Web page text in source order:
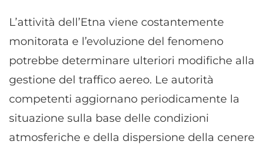
L’attività dell’Etna viene costantemente
monitorata e l’evoluzione del fenomeno
potrebbe determinare ulteriori modifiche alla
gestione del traffico aereo. Le autorità
competenti aggiornano periodicamente la
situazione sulla base delle condizioni
atmosferiche e della dispersione della cenere